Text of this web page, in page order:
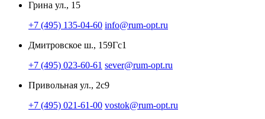
Грина ул., 15
+7 (495) 135-04-60 info@rum-opt.ru
Дмитровское ш., 159Гс1
+7 (495) 023-60-61 sever@rum-opt.ru
Привольная ул., 2с9
+7 (495) 021-61-00 vostok@rum-opt.ru